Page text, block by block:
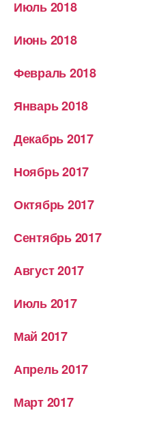
Июль 2018
Июнь 2018
Февраль 2018
Январь 2018
Декабрь 2017
Ноябрь 2017
Октябрь 2017
Сентябрь 2017
Август 2017
Июль 2017
Май 2017
Апрель 2017
Март 2017